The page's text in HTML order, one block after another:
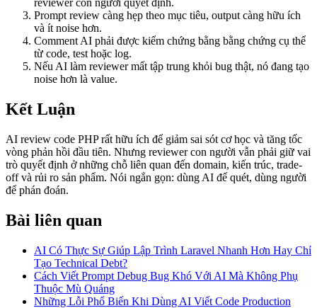
reviewer con người quyết định.
Prompt review càng hẹp theo mục tiêu, output càng hữu ích
và ít noise hơn.
Comment AI phải được kiểm chứng bằng bằng chứng cụ thể
từ code, test hoặc log.
Nếu AI làm reviewer mất tập trung khỏi bug thật, nó đang tạo
noise hơn là value.
Kết Luận
AI review code PHP rất hữu ích để giảm sai sót cơ học và tăng tốc
vòng phản hồi đầu tiên. Nhưng reviewer con người vẫn phải giữ vai
trò quyết định ở những chỗ liên quan đến domain, kiến trúc, trade-
off và rủi ro sản phẩm. Nói ngắn gọn: dùng AI để quét, dùng người
để phán đoán.
Bài liên quan
AI Có Thực Sự Giúp Lập Trình Laravel Nhanh Hơn Hay Chỉ
Tạo Technical Debt?
Cách Viết Prompt Debug Bug Khó Với AI Mà Không Phụ
Thuộc Mù Quáng
Những Lỗi Phổ Biến Khi Dùng AI Viết Code Production